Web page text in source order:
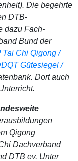
Die begehrte
DTB-
dazu Fach-
Bund der
Tai Chi Qigong /
Gütesiegel /
Dort auch
Qigong
Dachverband
DTB ev. Unter